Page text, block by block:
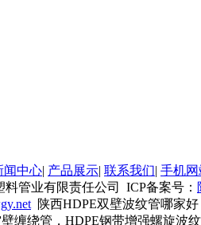
闻中心| 产品展示| 联系我们| 手机网
管业有限责任公司 ICP备案号：
陕西HDPE双壁波纹管哪家
缠绕管，HDPE钢带增强螺旋波